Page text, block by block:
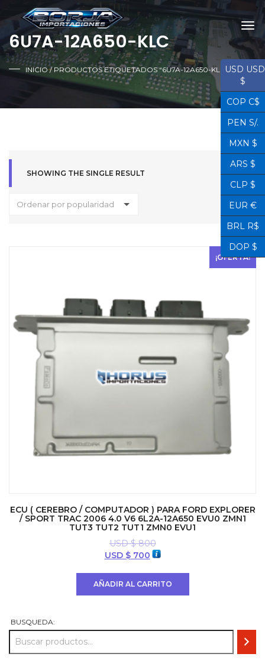
6U7A-12A650-KLC
INICIO/ PRODUCTOS ETIQUETADOS “6U7A-12A650-KLC”
SHOWING THE SINGLE RESULT
Ordenar por popularidad
¡OFERTA!
ECU ( CEREBRO / COMPUTADOR ) PARA FORD EXPLORER
/ SPORT TRAC 2006 4.0 V6 6L2A-12A650 EVU0 ZMN1
TUT3 TUT2 TUT1 ZMN0 EVU1
USD $800
El
USD $700El
AÑADIR AL CARRITO
BUSQUEDA:
USD USD
$
COP C$
PEN S/.
MXN $
ARS $
CLP $
EUR €
BRL R$
DOP $